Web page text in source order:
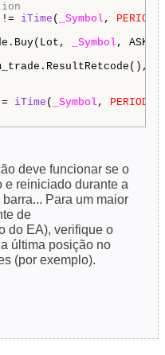
!= iTime ( _Symbol ,
_Symbol , ASK,
iTime ( _Symbol ,
deve funcionar se o
e reiniciado durante a
Para um maior
de
do EA), verifique o
última posição no
(por exemplo).